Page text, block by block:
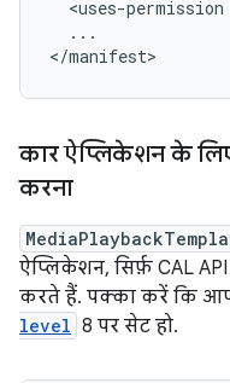
<uses-permission
...
कार ऐप्लिकेशन के
करना
ऐप्लिकेशन, सिर्फ़ CAL
करते हैं. पक्का करें कि
level 8 पर सेट हो.